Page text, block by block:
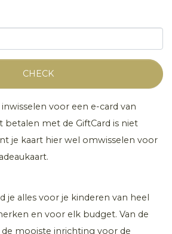
CHECK
voor een e-card van
betalen met de GiftCard is niet
je kaart hier wel omwisselen voor
je alles voor je kinderen van heel
en voor elk budget. Van de
mooiste inrichting voor de